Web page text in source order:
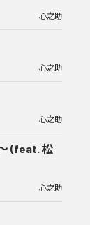
心之助
心之助
心之助
(feat. 松
心之助